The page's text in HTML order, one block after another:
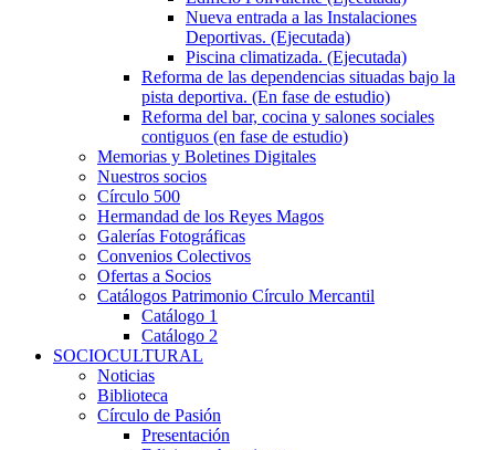
Nueva entrada a las Instalaciones
Deportivas. (Ejecutada)
Piscina climatizada. (Ejecutada)
Reforma de las dependencias situadas bajo la
pista deportiva. (En fase de estudio)
Reforma del bar, cocina y salones sociales
contiguos (en fase de estudio)
Memorias y Boletines Digitales
Nuestros socios
Círculo 500
Hermandad de los Reyes Magos
Galerías Fotográficas
Convenios Colectivos
Ofertas a Socios
Catálogos Patrimonio Círculo Mercantil
Catálogo 1
Catálogo 2
SOCIOCULTURAL
Noticias
Biblioteca
Círculo de Pasión
Presentación